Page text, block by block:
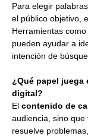
Para elegir
el público objetivo,
Herramientas
pueden ayudar a
intención de
¿Qué papel juega
digital?
El contenido de
audiencia, sino
resuelve